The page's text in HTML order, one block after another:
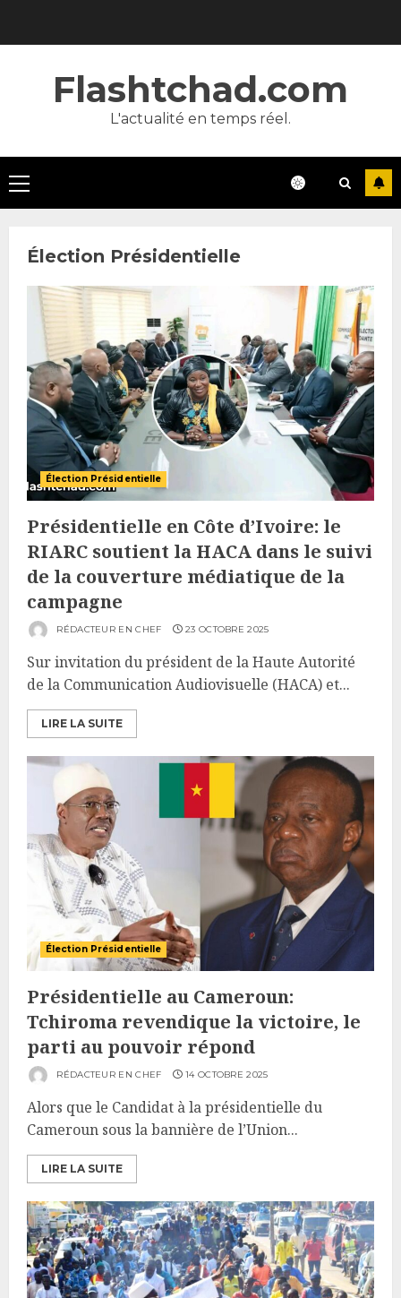
Flashtchad.com
L'actualité en temps réel.
Primary
Menu
Élection Présidentielle
Élection Présidentielle
Présidentielle en Côte d’Ivoire: le
RIARC soutient la HACA dans le suivi
de la couverture médiatique de la
campagne
RÉDACTEUR EN CHEF 23 OCTOBRE 2025
Sur invitation du président de la Haute Autorité
de la Communication Audiovisuelle (HACA) et...
LIRE LA SUITE
Élection Présidentielle
Présidentielle au Cameroun:
Tchiroma revendique la victoire, le
parti au pouvoir répond
RÉDACTEUR EN CHEF 14 OCTOBRE 2025
Alors que le Candidat à la présidentielle du
Cameroun sous la bannière de l’Union...
LIRE LA SUITE